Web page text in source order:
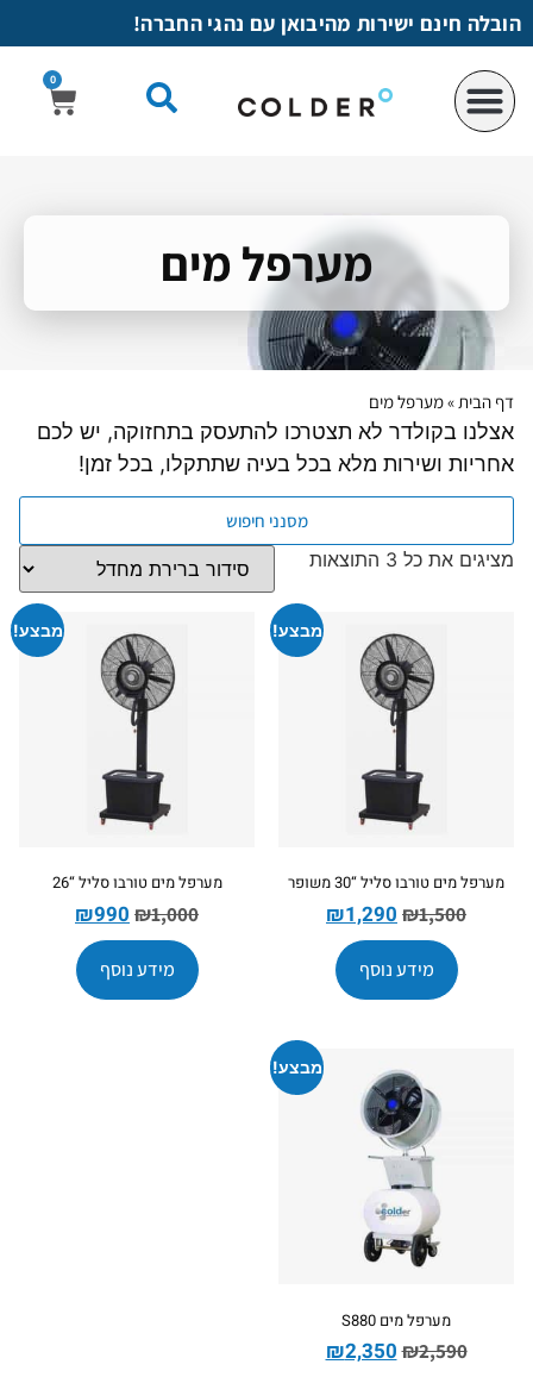
לתוכן
הובלה חינם ישירות מהיבואן עם נהגי החברה!
0
מערפל מים
דף הבית »מערפל מים
אצלנו בקולדר לא תצטרכו להתעסק בתחזוקה, יש לכם
אחריות ושירות מלא בכל בעיה שתתקלו, בכל זמן!
מסנני חיפוש
מציגים את כל ⁦3⁩ התוצאות
מבצע!
מערפל מים טורבו סליל “30 משופר
₪1,500
₪1,290
מידע נוסף
מבצע!
מערפל מים טורבו סליל “26
₪1,000
₪990
מידע נוסף
מבצע!
מערפל מים S880
₪2,590
₪2,350